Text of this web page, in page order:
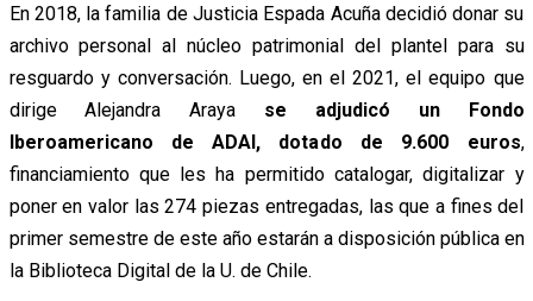
En 2018, la familia de Justicia Espada Acuña decidió donar su
archivo personal al núcleo patrimonial del plantel para su
resguardo y conversación. Luego, en el 2021, el equipo que
dirige Alejandra Araya se adjudicó un Fondo
Iberoamericano de ADAI, dotado de 9.600 euros,
financiamiento que les ha permitido catalogar, digitalizar y
poner en valor las 274 piezas entregadas, las que a fines del
primer semestre de este año estarán a disposición pública en
la Biblioteca Digital de la U. de Chile.